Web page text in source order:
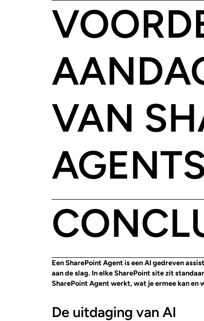
VAN
Een SharePoint Agent is een AI gedreven
aan de slag. In elke SharePoint site zit
SharePoint Agent werkt, wat je ermee kan en
De uitdaging van AI